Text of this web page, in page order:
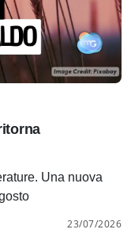
Una nuova
23/07/2026